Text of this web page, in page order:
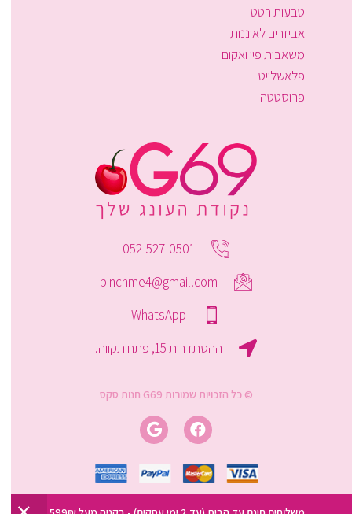
טבעות רטט
אביזרים לאוננות
משאבות פין ואקום
פלאשלייט
פרוסטטה
052-527-0501
pinchme4@gmail.com
WhatsApp
ההסתדרות 15, פתח תקווה.
© כל הזכויות שמורות G69 חנות סקס